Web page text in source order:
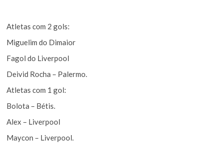
Atletas com 2 gols:
Miguelim do Dimaior
Fagol do Liverpool
Deivid Rocha – Palermo.
Atletas com 1 gol:
Bolota – Bétis.
Alex – Liverpool
Maycon – Liverpool.